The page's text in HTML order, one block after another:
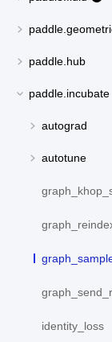
paddle.hub
paddle.incubate
autograd
autotune
identity_loss